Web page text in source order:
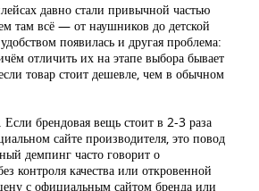
давно стали привычной частью
там всё — от наушников до детской
появилась и другая проблема:
отличить их на этапе выбора бывает
товар стоит дешевле, чем в обычном
Если брендовая вещь стоит в 2-3 раза
сайте производителя, это повод
демпинг часто говорит о
контроля качества или откровенной
с официальным сайтом бренда или